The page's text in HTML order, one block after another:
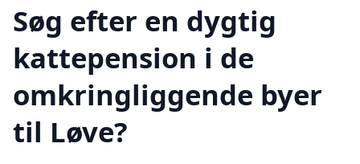
Søg efter en dygtig
kattepension i de
omkringliggende byer
til Løve?